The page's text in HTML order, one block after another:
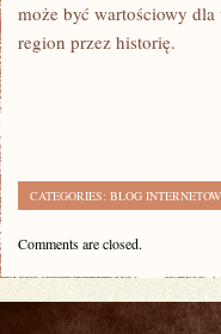
może być wartościowy
region przez historię.
CATEGORIES: BLOG
Comments are closed.